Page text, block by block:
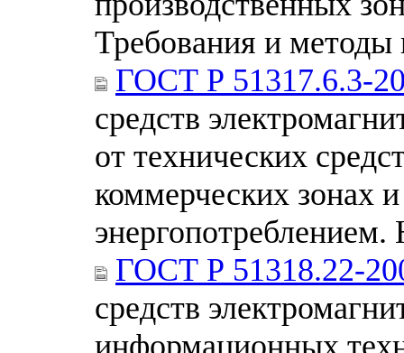
Требования и методы
ГОСТ Р 51317.6.3-
средств
от технических
коммерческих зонах
ГОСТ Р 51318.22-
средств
информационных